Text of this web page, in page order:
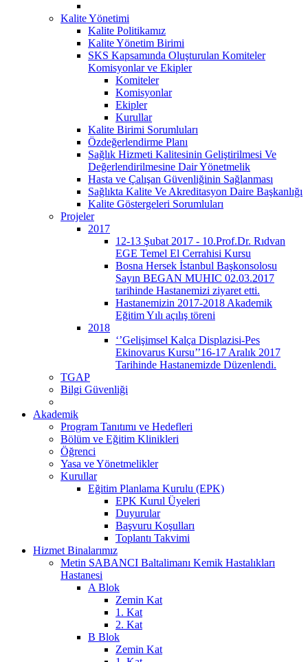
Kalite Yönetimi
Kalite Politikamız
Kalite Yönetim Birimi
SKS Kapsamında Oluşturulan Komiteler
Komisyonlar ve Ekipler
Komiteler
Komisyonlar
Ekipler
Kurullar
Kalite Birimi Sorumluları
Özdeğerlendirme Planı
Sağlık Hizmeti Kalitesinin Geliştirilmesi Ve
Değerlendirilmesine Dair Yönetmelik
Hasta ve Çalışan Güvenliğinin Sağlanması
Sağlıkta Kalite Ve Akreditasyon Daire Başkanlığı
Kalite Göstergeleri Sorumluları
Projeler
2017
12-13 Şubat 2017 - 10.Prof.Dr. Rıdvan
EGE Temel El Cerrahisi Kursu
Bosna Hersek İstanbul Başkonsolosu
Sayın BEGAN MUHIC 02.03.2017
tarihinde Hastanemizi ziyaret etti.
Hastanemizin 2017-2018 Akademik
Eğitim Yılı açılış töreni
2018
‘’Gelişimsel Kalça Displazisi-Pes
Ekinovarus Kursu’’16-17 Aralık 2017
Tarihinde Hastanemizde Düzenlendi.
TGAP
Bilgi Güvenliği
Akademik
Program Tanıtımı ve Hedefleri
Bölüm ve Eğitim Klinikleri
Öğrenci
Yasa ve Yönetmelikler
Kurullar
Eğitim Planlama Kurulu (EPK)
EPK Kurul Üyeleri
Duyurular
Başvuru Koşulları
Toplantı Takvimi
Hizmet Binalarımız
Metin SABANCI Baltalimanı Kemik Hastalıkları
Hastanesi
A Blok
Zemin Kat
1. Kat
2. Kat
B Blok
Zemin Kat